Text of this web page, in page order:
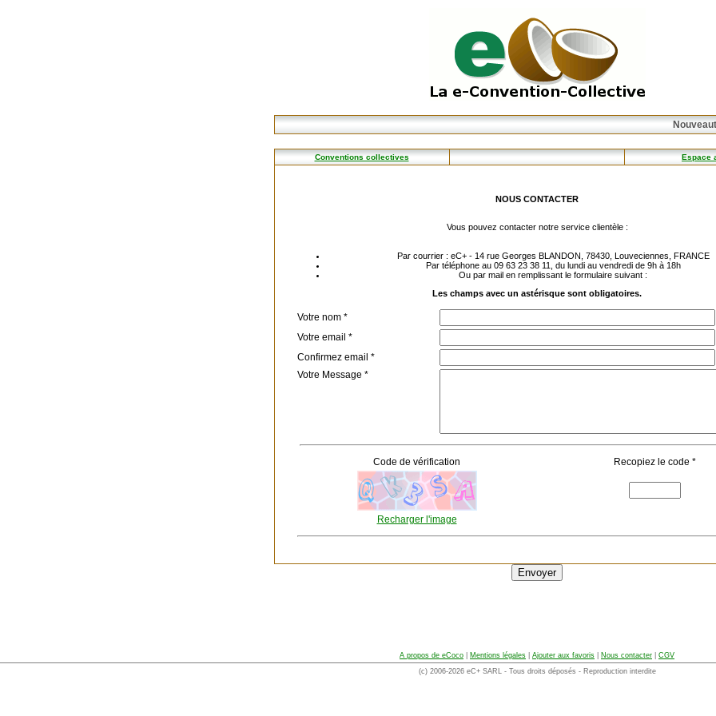
Conventions collectives Espace
NOUS CONTACTER
Vous pouvez contacter notre service clientèle :
Par courrier : eC+ - 14 rue Georges BLANDON, 78430, Louveciennes, FRANCE
Par téléphone au 09 63 23 38 11, du lundi au vendredi de 9h à 18h
Ou par mail en remplissant le formulaire suivant :
Les champs avec un astérisque sont obligatoires.
Votre nom *
Votre email *
Confirmez email *
Votre Message *
Code de vérification Recopiez le code *
Recharger l'image
A propos de eCoco Mentions légales Ajouter aux favoris Nous contacter
CGV
(c) 2006-2026 eC+ SARL - Tous droits déposés - Reproduction interdite